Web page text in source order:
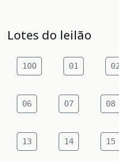
Lotes do leilão
100 01 02
06 07 08
13 14 15